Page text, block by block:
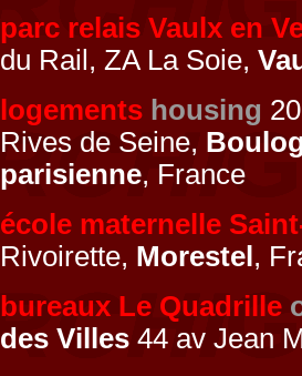
parc relais Vaulx en
du Rail, ZA La Soie,
logements housing
Rives de Seine,
parisienne, France
école maternelle
Rivoirette, Morestel ,
bureaux Le Quadrille
des Villes 44 av Jean